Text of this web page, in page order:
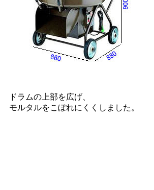
ドラムの上部を広げ、
モルタルをこぼれにくくしました。